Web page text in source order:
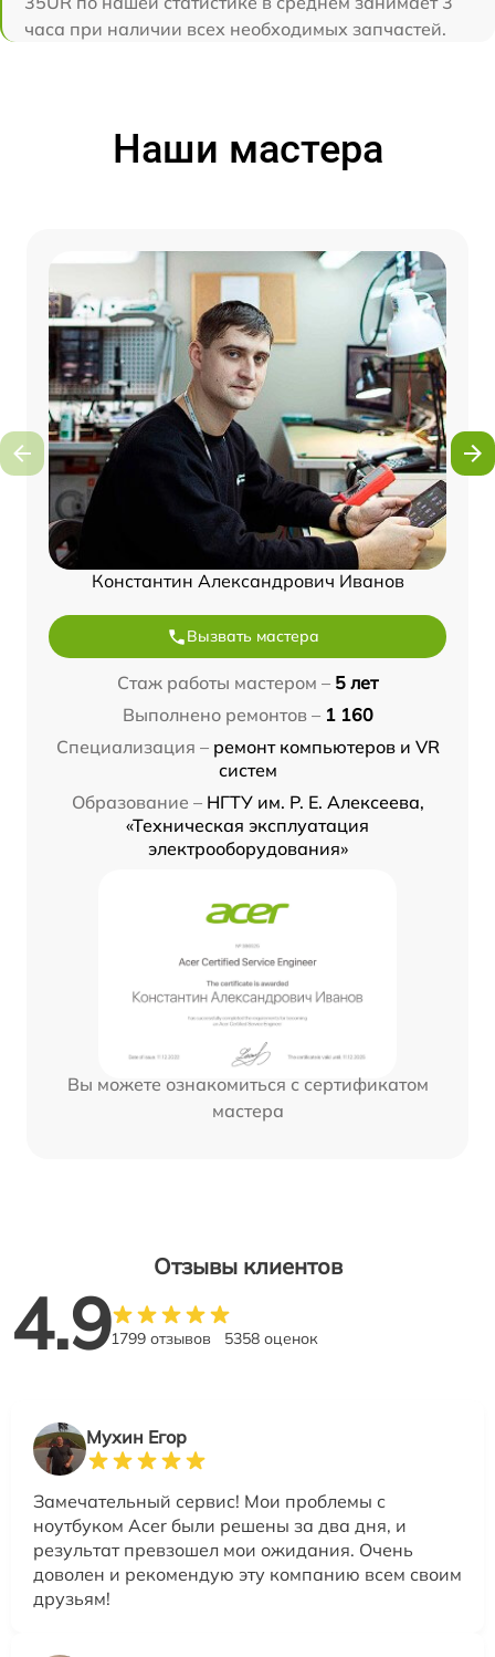
часа при наличии всех необходимых запчастей.
Наши мастера
Константин Александрович Иванов
Вызвать мастера
Стаж работы мастером – 5 лет
Выполнено ремонтов – 1 160
Специализация – ремонт компьютеров и VR
систем
Образование – НГТУ им. Р. Е. Алексеева,
«Техническая эксплуатация
электрооборудования»
Вы можете ознакомиться с сертификатом
мастера
Отзывы клиентов
4.91799 отзывов 5358 оценок
Мухин Егор
Замечательный сервис! Мои проблемы с
ноутбуком Acer были решены за два дня, и
результат превзошел мои ожидания. Очень
доволен и рекомендую эту компанию всем своим
друзьям!